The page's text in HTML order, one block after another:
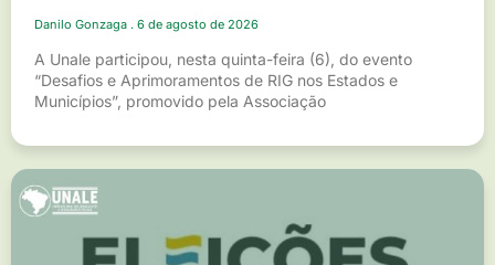
Danilo Gonzaga 6 de agosto de 2026
A Unale participou, nesta quinta-feira (6), do evento
“Desafios e Aprimoramentos de RIG nos Estados e
Municípios”, promovido pela Associação